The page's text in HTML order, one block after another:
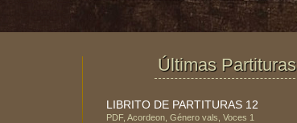
Últimas Partituras
LIBRITO DE PARTITURAS 12
PDF, Acordeon , Género vals , Voces 1